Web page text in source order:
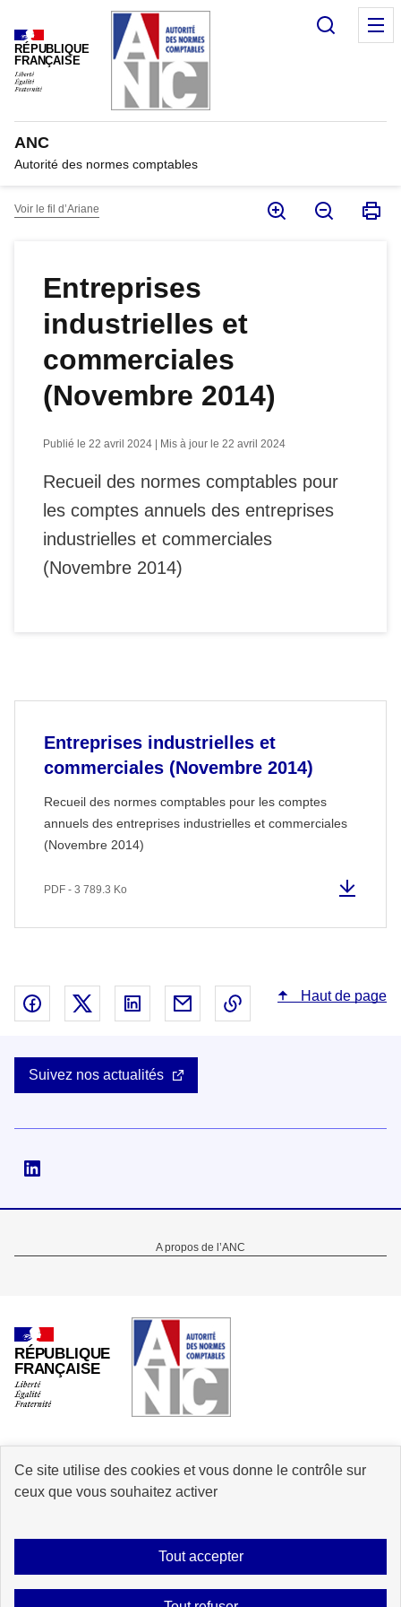
Panneau de gestion des cookies
Ce site utilise des cookies et vous donne le contrôle sur
ceux que vous souhaitez activer
Tout accepter
RÉPUBLIQUE
FRANÇAISE
ANC
Autorité des normes comptables
Voir le fil d’Ariane
Entreprises
industrielles et
commerciales
(Novembre 2014)
Publié le 22 avril 2024 | Mis à jour le 22 avril 2024
Recueil des normes comptables pour
les comptes annuels des entreprises
industrielles et commerciales
(Novembre 2014)
Entreprises industrielles et
commerciales (Novembre 2014)
Recueil des normes comptables pour les comptes
annuels des entreprises industrielles et commerciales
(Novembre 2014)
PDF - 3 789.3 Ko
Partager sur Facebook - nouvelle fenêtre
Partager sur X - nouvelle fenêtre
Partager sur Linked In - nouvelle
Partager par email - nouvelle
Copier le lien dans le
Haut de page
Suivez nos actualités
page
A propos de l’ANC
RÉPUBLIQUE
FRANÇAISE
info.gouv.fr service-public.gouv.fr
Plan du site Accessibilité : Partiellement conforme Mentions légales